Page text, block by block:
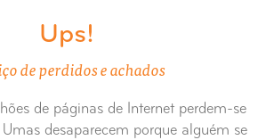
Ups!
de perdidos e achados
de páginas de Internet perdem-se
desaparecem porque alguém se